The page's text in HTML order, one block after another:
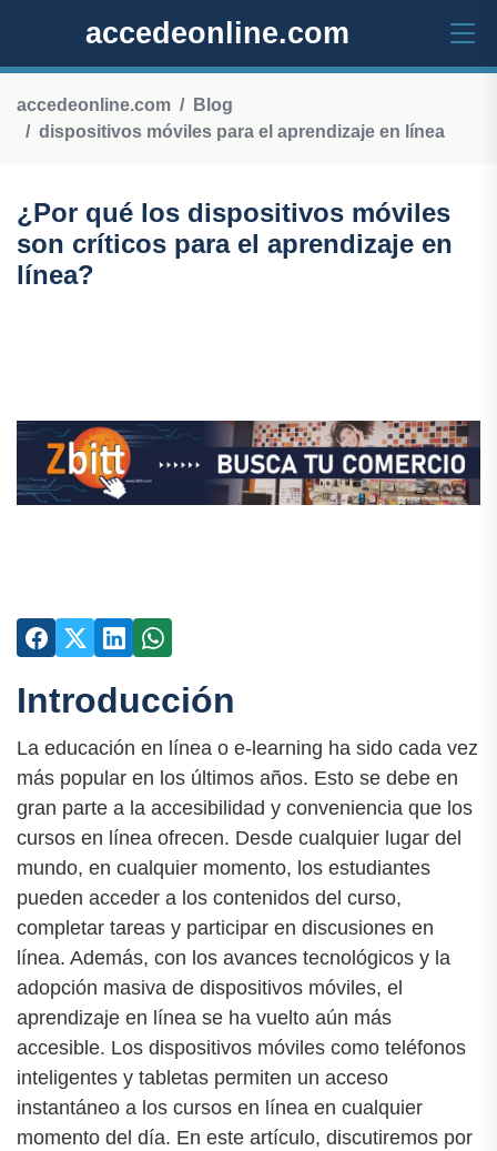
accedeonline.com
accedeonline.com
Blog
dispositivos móviles para el aprendizaje en línea
¿Por qué los dispositivos móviles
son críticos para el aprendizaje en
línea?
Introducción
La educación en línea o e-learning ha sido cada vez
más popular en los últimos años. Esto se debe en
gran parte a la accesibilidad y conveniencia que los
cursos en línea ofrecen. Desde cualquier lugar del
mundo, en cualquier momento, los estudiantes
pueden acceder a los contenidos del curso,
completar tareas y participar en discusiones en
línea. Además, con los avances tecnológicos y la
adopción masiva de dispositivos móviles, el
aprendizaje en línea se ha vuelto aún más
accesible. Los dispositivos móviles como teléfonos
inteligentes y tabletas permiten un acceso
instantáneo a los cursos en línea en cualquier
momento del día. En este artículo, discutiremos por